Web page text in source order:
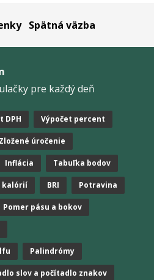
Spätná väzba
pre každý deň
DPH Výpočet percent
Zložené úročenie
Inflácia Tabuľka bodov
kalórií BRI Potravina
Pomer pásu a bokov
Palindrómy
slov a počítadlo znakov